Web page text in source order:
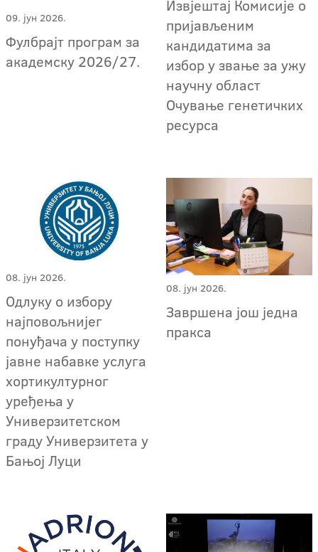
09. јун 2026.
Фулбрајт програм за
академску 2026/27.
Извјештај Комисије о
пријављеним
кандидатима за
избор у звање за ужу
научну област
Очување генетичких
ресурса
08. јун 2026.
Одлуку о избору
најповољнијег
понуђача у поступку
јавне набавке услуга
хортикултурног
уређења у
Универзитетском
граду Универзитета у
Бањој Луци
08. јун 2026.
Завршена још једна
пракса